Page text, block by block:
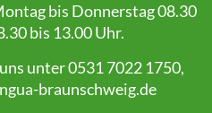
bis Donnerstag 08.30
bis 13.00 Uhr.
unter 0531 7022 1750,
braunschweig.de